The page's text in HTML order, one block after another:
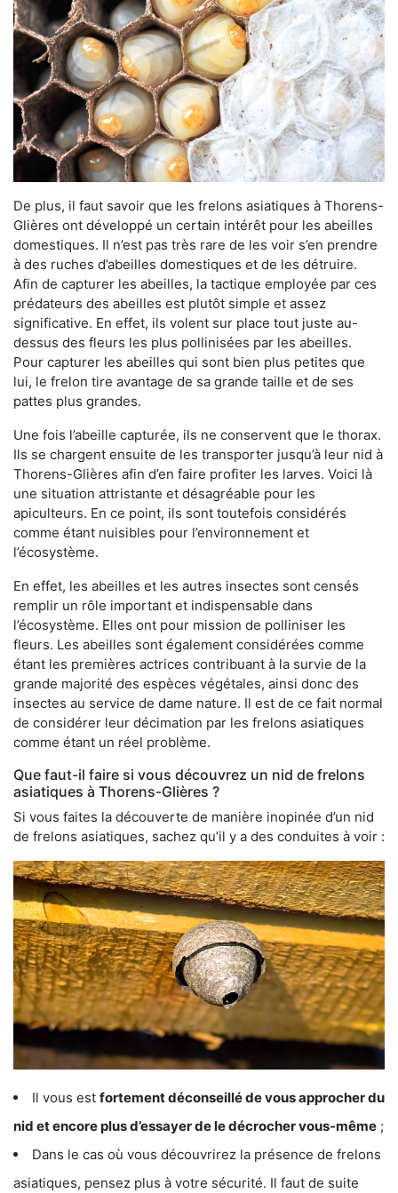
De plus, il faut savoir que les frelons asiatiques à Thorens-
Glières ont développé un certain intérêt pour les abeilles
domestiques. Il n’est pas très rare de les voir s’en prendre
à des ruches d’abeilles domestiques et de les détruire.
Afin de capturer les abeilles, la tactique employée par ces
prédateurs des abeilles est plutôt simple et assez
significative. En effet, ils volent sur place tout juste au-
dessus des fleurs les plus pollinisées par les abeilles.
Pour capturer les abeilles qui sont bien plus petites que
lui, le frelon tire avantage de sa grande taille et de ses
pattes plus grandes.
Une fois l’abeille capturée, ils ne conservent que le thorax.
Ils se chargent ensuite de les transporter jusqu’à leur nid à
Thorens-Glières afin d’en faire profiter les larves. Voici là
une situation attristante et désagréable pour les
apiculteurs. En ce point, ils sont toutefois considérés
comme étant nuisibles pour l’environnement et
l’écosystème.
En effet, les abeilles et les autres insectes sont censés
remplir un rôle important et indispensable dans
l’écosystème. Elles ont pour mission de polliniser les
fleurs. Les abeilles sont également considérées comme
étant les premières actrices contribuant à la survie de la
grande majorité des espèces végétales, ainsi donc des
insectes au service de dame nature. Il est de ce fait normal
de considérer leur décimation par les frelons asiatiques
comme étant un réel problème.
Que faut-il faire si vous découvrez un nid de frelons
asiatiques à Thorens-Glières ?
Si vous faites la découverte de manière inopinée d’un nid
de frelons asiatiques, sachez qu’il y a des conduites à voir :
Il vous est fortement déconseillé de vous approcher du
nid et encore plus d’essayer de le décrocher vous-même ;
Dans le cas où vous découvrirez la présence de frelons
asiatiques, pensez plus à votre sécurité. Il faut de suite